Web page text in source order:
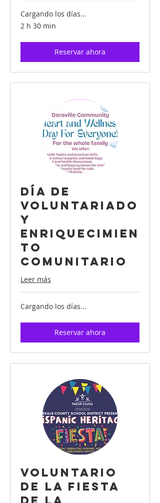
Cargando los días...
2 h 30 min
Reservar ahora
Día de
voluntariado
y
enriquecimien
to
comunitario
Leer más
Cargando los días...
Reservar ahora
Voluntario
de la Fiesta